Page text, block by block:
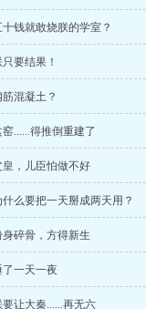
十钱就敢烧朕的学室？
要结果！
混凝土？
......得推倒重建了
皇，儿臣怕做不好
什么要把一天掰成两天用？
身碎骨，方得新生
了一天一夜
要让大秦......再无六